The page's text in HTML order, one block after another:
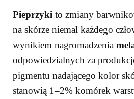
Pieprzyki to zmiany
na skórze niemal każdego
wynikiem nagromadzenia
odpowiedzialnych za
pigmentu nadającego kolor
stanowią 1–2% komórek